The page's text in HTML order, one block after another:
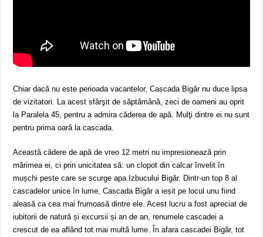
Chiar dacă nu este perioada vacantelor, Cascada Bigăr nu duce lipsa
de vizitatori. La acest sfârşit de săptămână, zeci de oameni au oprit
la Paralela 45, pentru a admira căderea de apă. Mulţi dintre ei nu sunt
pentru prima oară la cascada.
Această cădere de apă de vreo 12 metri nu impresionează prin
mărimea ei, ci prin unicitatea să: un clopot din calcar învelit în
mușchi peste care se scurge apa Izbucului Bigăr. Dintr-un top 8 al
cascadelor unice în lume, Cascada Bigăr a ieșit pe locul unu fiind
aleasă ca cea mai frumoasă dintre ele. Acest lucru a fost apreciat de
iubitorii de natură și excursii și an de an, renumele cascadei a
crescut de ea aflând tot mai multă lume. În afara cascadei Bigăr, tot